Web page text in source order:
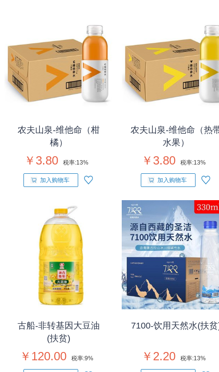
农夫山泉-维他命（柑
橘）
￥3.80 税率:13%
加入购物车
农夫山泉-维他命（热
水果）
￥3.80 税率:13%
加入购物车
古船-非转基因大豆油
(扶贫)
￥120.00 税率:9%
7100-饮用天然水(扶
￥2.20 税率:13%